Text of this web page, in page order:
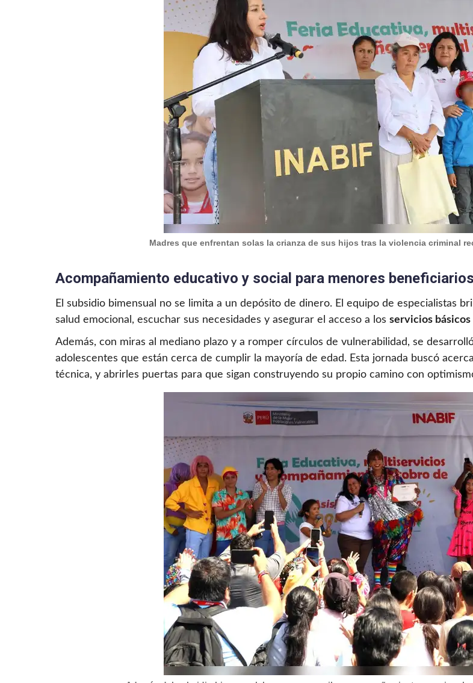
Madres que enfrentan solas la crianza de sus hijos tras la violencia criminal
Acompañamiento educativo y social para menores beneficiarios
El subsidio bimensual no se limita a un depósito de dinero. El equipo de especialistas
salud emocional, escuchar sus necesidades y asegurar el acceso a los servicios básicos
Además, con miras al mediano plazo y a romper círculos de vulnerabilidad, se
adolescentes que están cerca de cumplir la mayoría de edad. Esta jornada buscó
técnica, y abrirles puertas para que sigan construyendo su propio camino con